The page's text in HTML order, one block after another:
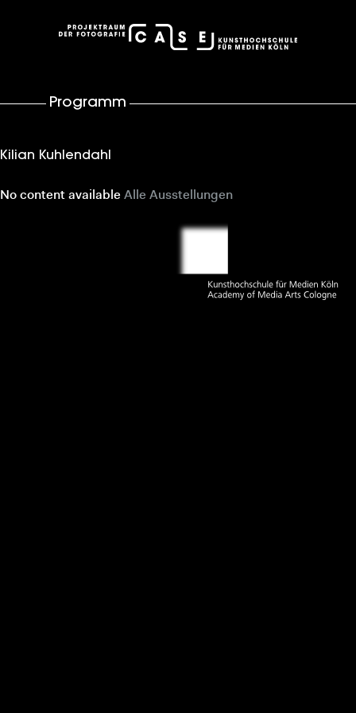
case – Projektraum der Fotografie
Programm
Kilian Kuhlendahl
No content available Alle Ausstellungen